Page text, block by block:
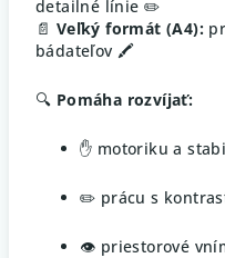
detailné línie ✏️
📄 Veľký formát (A4):
bádateľov 🖍️
🔍 Pomáha rozvíjať:
✋ motoriku a
✏️ prácu s
👁️ priestorové